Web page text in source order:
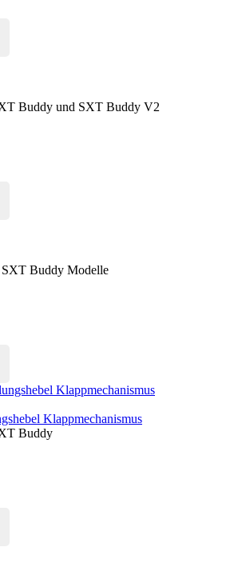
Buddy und SXT Buddy V2
SXT Buddy Modelle
Klappmechanismus
Buddy